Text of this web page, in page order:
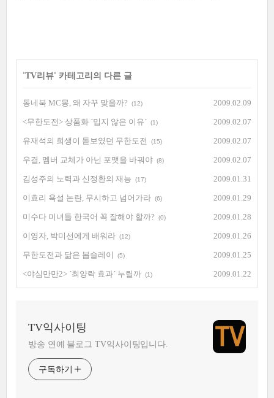
'TV리뷰' 카테고리의 다른 글
동네북 MC몽, 왜 자꾸 맞을까? (12) 2009.02.09
<무한도전> 상품화 ´밉지 않은 이유´ (1) 2009.02.07
유재석의 희생이 돋보였던 무한도전 (15) 2009.02.07
우결, 멤버 교체가 아닌 포맷을 바꿔야 (8) 2009.02.07
김성주의 노력과 신정환의 재능 (17) 2009.01.31
이효리 욕설 논란, 무시하고 넘어가라 (6) 2009.01.29
미수다 미녀들 한국어 꼭 잘해야 할까? (0) 2009.01.28
이영자, 박미선에게 배워라 (12) 2009.01.26
무한도전과 닮은 봅슬레이 (5) 2009.01.25
<야심만만2> ´최양락 효과´ 누릴까 (1) 2009.01.22
TV익사이팅
방송 연예 블로그 TV익사이팅입니다.
구독하기